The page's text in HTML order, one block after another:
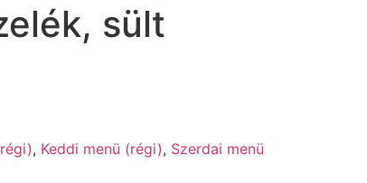
sült
, Keddi menü (régi), Szerdai menü